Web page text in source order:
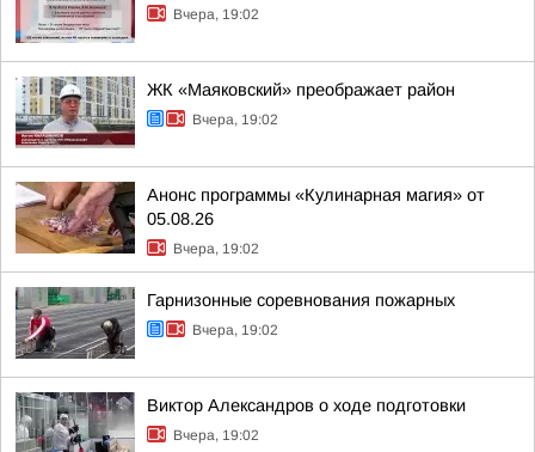
Вчера, 19:02
ЖК «Маяковский» преображает район
Вчера, 19:02
Анонс программы «Кулинарная магия» от
05.08.26
Вчера, 19:02
Гарнизонные соревнования пожарных
Вчера, 19:02
Виктор Александров о ходе подготовки
Вчера, 19:02